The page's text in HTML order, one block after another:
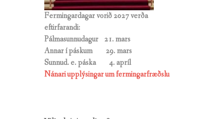
Fermingardagar vorið 2027 verða
eftirfarandi:
Pálmasunnudagur 21. mars
Annar í páskum 29. mars
Sunnud. e. páska 4. apríl
Nánari upplýsingar um fermingarfræðslu